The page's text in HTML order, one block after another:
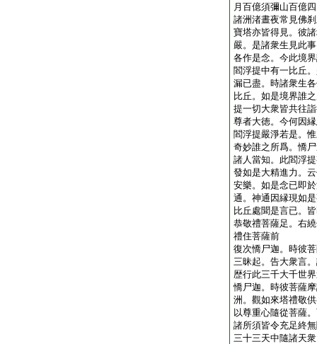
月百億須彌山百億
諸洲渚晝夜常見佛
寶塔亦皆得見。彼
嚴。是諸衆生見此
各作是念。今此境
閻浮提中有一比丘
漏已盡。時諸衆生
比丘。如是境界誰
提一切大衆皆共往
尊者大徳。今何因
閻浮提嚴淨若是。
奇妙誰之所爲。憍
諸人當知。此閻浮
發如是大精進力。
安樂。如是念已即
通。神通因縁現如
比丘處聞是言已。
恭敬禮菩薩足。右
禮住菩薩前
復次憍尸迦。時彼
三昧起。告大衆言
歴行此三千大千世
憍尸迦。時彼菩薩
洲。觀如來塔禮敬
以尊重心隨從菩薩
諸所須皆令充足終
三十三天中隨諸天